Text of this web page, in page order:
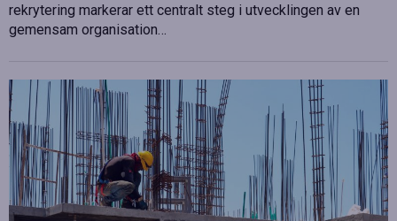
rekrytering markerar ett centralt steg i utvecklingen av en
gemensam organisation…